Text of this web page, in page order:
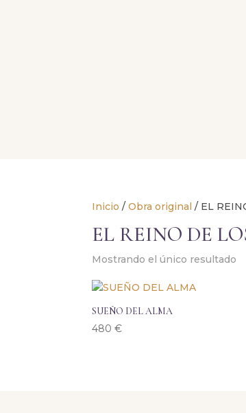
Inicio /Obra original / EL
EL REINO DE
Mostrando el único resultado
SUEÑO DEL ALMA
480€